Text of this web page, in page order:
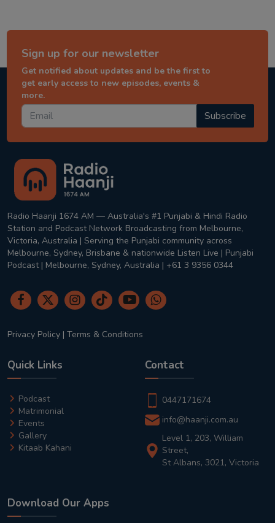
Sign up for our newsletter
Get notified about updates and be the first to
get early access to new episodes, events &
more.
Subscribe
Radio Haanji 1674 AM — Australia's #1 Punjabi & Hindi Radio
Station and Podcast Network Broadcasting from Melbourne,
Victoria, Australia | Serving the Punjabi community across
Melbourne, Sydney, Brisbane & nationwide Listen Live | Punjabi
Podcast | Melbourne, Sydney, Australia | +61 3 9356 0344
Privacy Policy | Terms & Conditions
Quick Links
Podcast
Matrimonial
Events
Gallery
Kitaab Kahani
Contact
0447171674
info@haanji.com.au
Level 1, 203, William
Street,
St Albans, 3021, Victoria
Download Our Apps